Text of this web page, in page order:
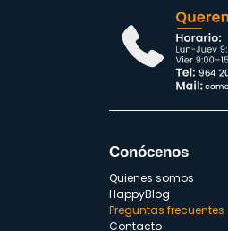
Conócenos
Quienes somos
HappyBlog
Preguntas frecuentes
Contacto